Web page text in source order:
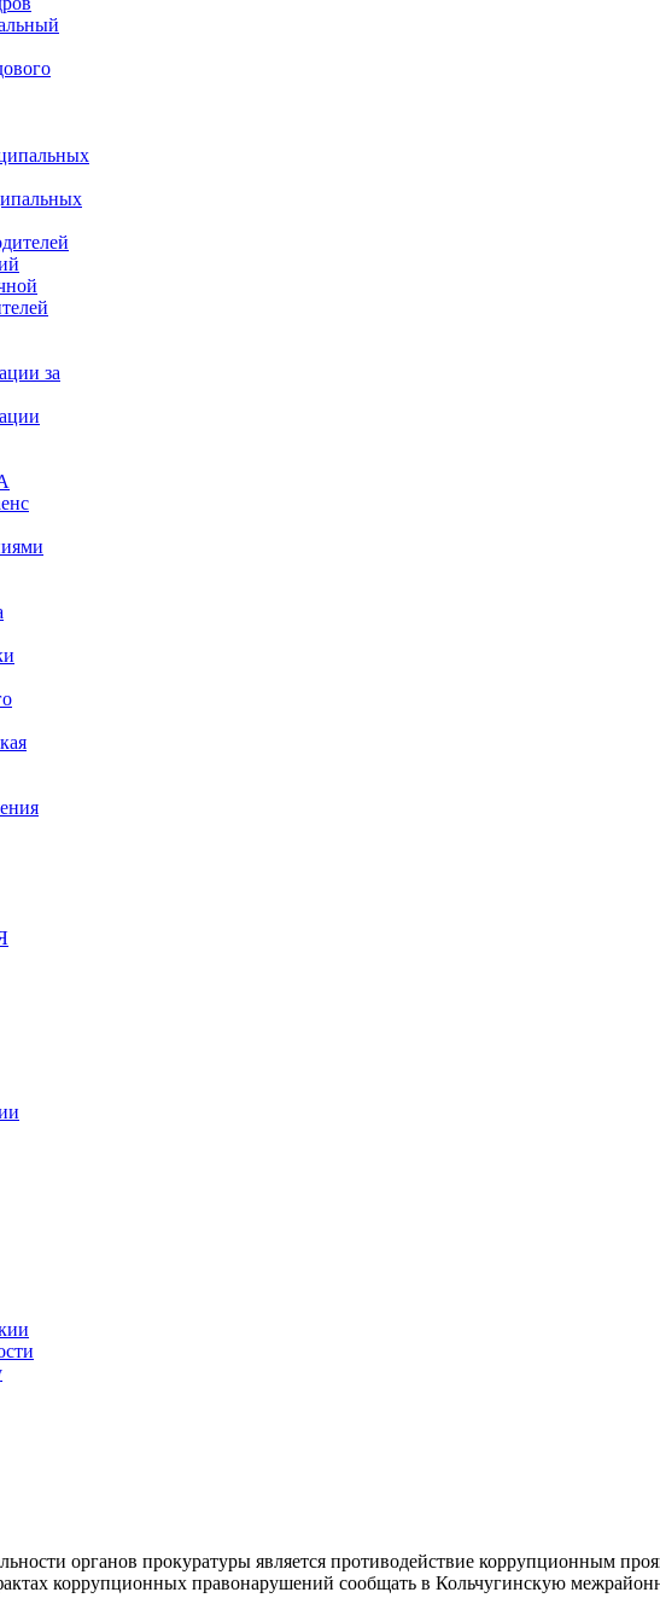
за
органов прокуратуры является противодействие коррупционным
коррупционных правонарушений сообщать в Кольчугинскую